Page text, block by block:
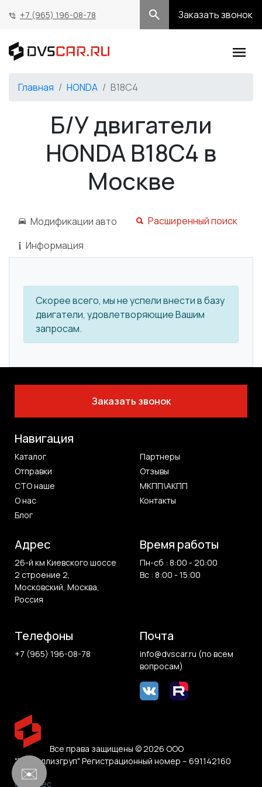
+7 (965) 196-08-78 Заказать звонок
Главная HONDA B18C4
Б/У двигатели
HONDA B18C4 в
Москве
Модификации авто
Расширенный поиск
Информация
Скорее всего, мы не успели внести в базу
двигатели, удовлетворяющие Вашим
запросам.
Заказать звонок
Все права защищены © 2026 ООО
"Белвиллизгруп" Регистрационный номер – 691142160
Навигация
Каталог
Партнеры
Отправки
Отзывы
СТО наше
МКПП\АКПП
О нас
Контакты
Блог
Адрес
26-й км Киевского шоссе
2 строение 2,
Московский, Москва,
Россия
Время работы
Пн-сб : 8:00 - 20:00
Вс : 8:00 - 15:00
Телефоны
+7 (965) 196-08-78
Почта
info@dvscar.ru (по всем
вопросам)
0.018 sec
✉️